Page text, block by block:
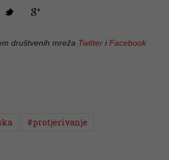
društvenih mreža Twitter iFacebook
#protjerivanje